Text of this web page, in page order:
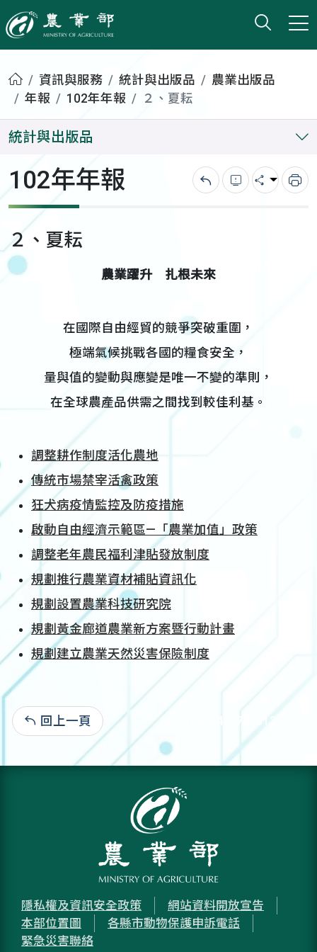
農業部
打開
小版
首頁資訊與服務 統計與出版品
農業出版品
年報
102年年報 ２、夏耘
統計與出版品
102年年報 回上一頁錯誤回報
分享 列
２、夏耘
農業躍升 扎根未來
在國際自由經貿的競爭突破重圍，
極端氣候挑戰各國的糧食安全，
量與值的變動與應變是唯一不變的準則，
在全球農產品供需之間找到較佳利基。
調整耕作制度活化農地
傳統市場禁宰活禽政策
狂犬病疫情監控及防疫措施
啟動自由經濟示範區—「農業加值」政策
調整老年農民福利津貼發放制度
規劃推行農業資材補貼資訊化
規劃設置農業科技研究院
規劃黃金廊道農業新方案暨行動計畫
規劃建立農業天然災害保險制度
回上一頁 103-04-17:6,612
隱私權及資訊安全政策
網站資料開放宣告
本部位置圖
各縣市動物保護申訴電話
緊急災害聯絡